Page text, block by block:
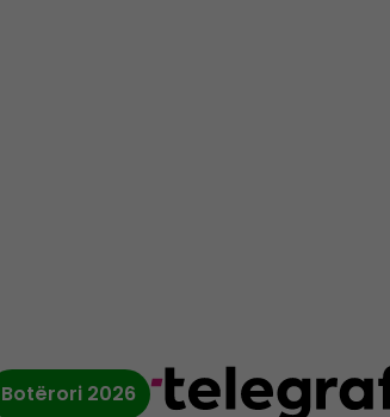
Botërori 2026